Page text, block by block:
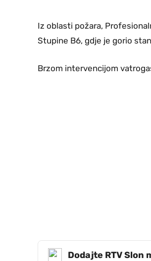
Iz oblasti požara,
Stupine B6, gdje je gorio
Brzom intervencijom
Dodajte RTV Slon